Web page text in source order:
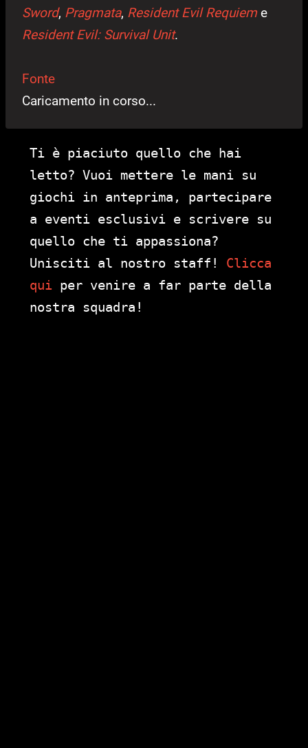
Sword, Pragmata, Resident Evil Requieme
Resident Evil: Survival Unit.
Fonte
Caricamento in corso...
Ti è piaciuto quello che hai
letto? Vuoi mettere le mani su
giochi in anteprima, partecipare
a eventi esclusivi e scrivere su
quello che ti appassiona?
Unisciti al nostro staff! Clicca
qui per venire a far parte della
nostra squadra!